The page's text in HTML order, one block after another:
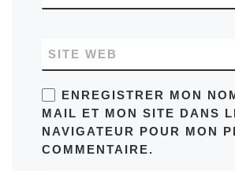
SITE WEB
ENREGISTRER MON
MAIL ET MON SITE DANS
NAVIGATEUR POUR MON
COMMENTAIRE.